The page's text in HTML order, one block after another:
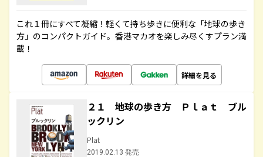
これ１冊にすべて凝縮！軽くて持ち歩きに便利な「地球の歩き
方」のコンパクトガイド。香港マカオを楽しみ尽くすプラン満
載！
詳細を見る
２１ 地球の歩き方 Ｐｌａｔ ブル
ックリン
Plat
2019.02.13 発売